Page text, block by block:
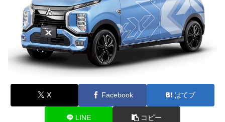
X Facebook はてブ
LINE コピー